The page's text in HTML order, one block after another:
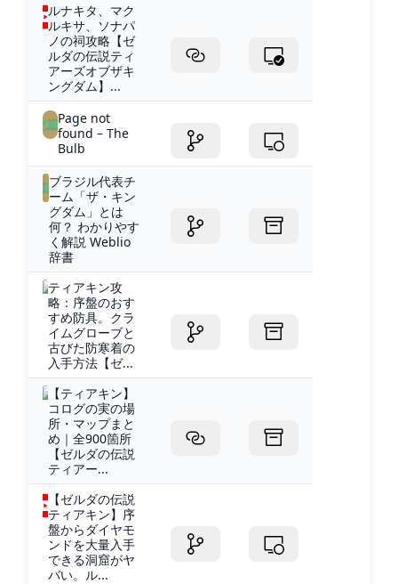
ルナキタ、マク
ルキサ、ソナパ
ノの祠攻略【ゼ
ルダの伝説ティ
アーズオブザキ
ングダム】...
Page not
found – The
Bulb
ブラジル代表チ
ーム「ザ・キン
グダム」とは
何？ わかりやす
く解説 Weblio
辞書
ティアキン攻
略：序盤のおす
すめ防具。クラ
イムグローブと
古びた防寒着の
入手方法【ゼ...
【ティアキン】
コログの実の場
所・マップまと
め｜全900箇所
【ゼルダの伝説
ティアー...
【ゼルダの伝説
ティアキン】序
盤からダイヤモ
ンドを大量入手
できる洞窟がヤ
バい。ル...